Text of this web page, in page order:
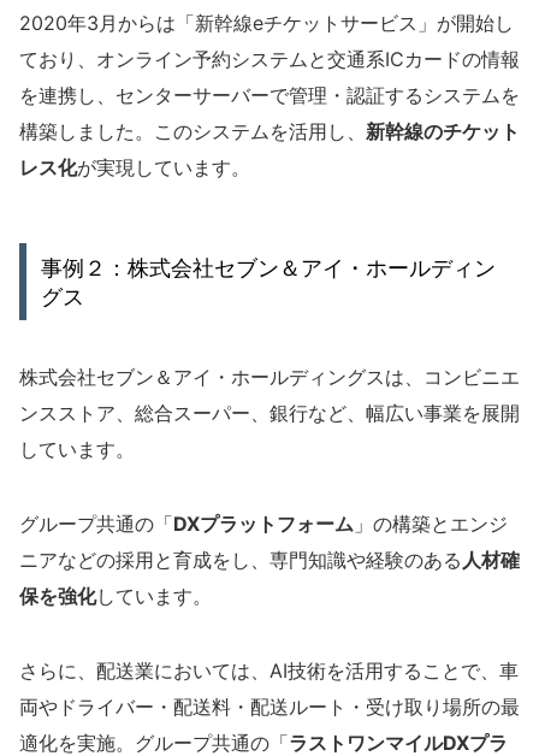
2020年3月からは「新幹線eチケットサービス」が開始し
ており、オンライン予約システムと交通系ICカードの情報
を連携し、センターサーバーで管理・認証するシステムを
構築しました。このシステムを活用し、 新幹線のチケット
レス化が実現しています。
事例２：株式会社セブン＆アイ・ホールディン
グス
株式会社セブン＆アイ・ホールディングスは、コンビニエ
ンスストア、総合スーパー、銀行など、幅広い事業を展開
しています。
グループ共通の「DXプラットフォーム 」の構築とエンジ
ニアなどの採用と育成をし、専門知識や経験のある 人材確
保を強化しています。
さらに、配送業においては、AI技術を活用することで、車
両やドライバー・配送料・配送ルート・受け取り場所の最
適化を実施。グループ共通の「ラストワンマイルDXプラ